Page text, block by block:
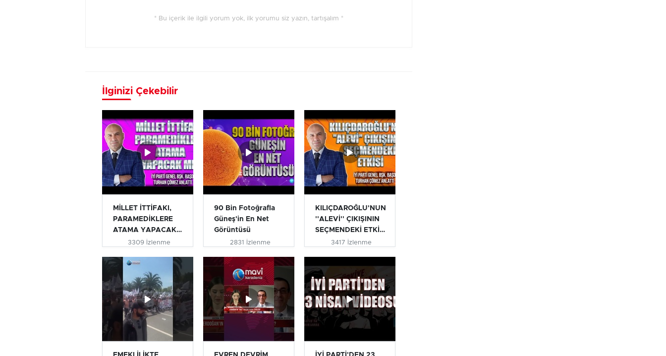
* Bu içerik ile ilgili yorum yok, ilk yorumu siz yazın, tartışalım *
İlginizi Çekebilir
MİLLET İTTİFAKI,
PARAMEDİKLERE
ATAMA YAPACAK
MI? | TURHAN...
3309 İzlenme
90 Bin Fotoğrafla
Güneş'in En Net
Görüntüsü
2831 İzlenme
KILIÇDAROĞLU'NUN
''ALEVİ'' ÇIKIŞININ
SEÇMENDEKİ ETKİSİ
3417 İzlenme